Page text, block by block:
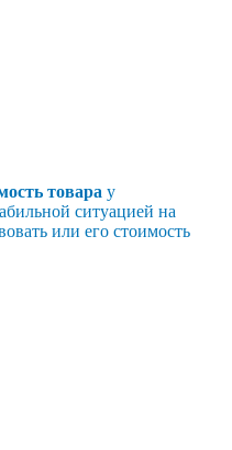
товара у
ситуацией на
или его стоимость